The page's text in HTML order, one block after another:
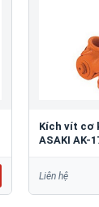
Kích vít cơ
ASAKI AK-
Liên hệ